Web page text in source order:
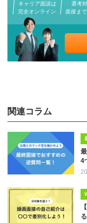
キャリア面談は
完全オンライン
選考
面接ま
関連コラム
4